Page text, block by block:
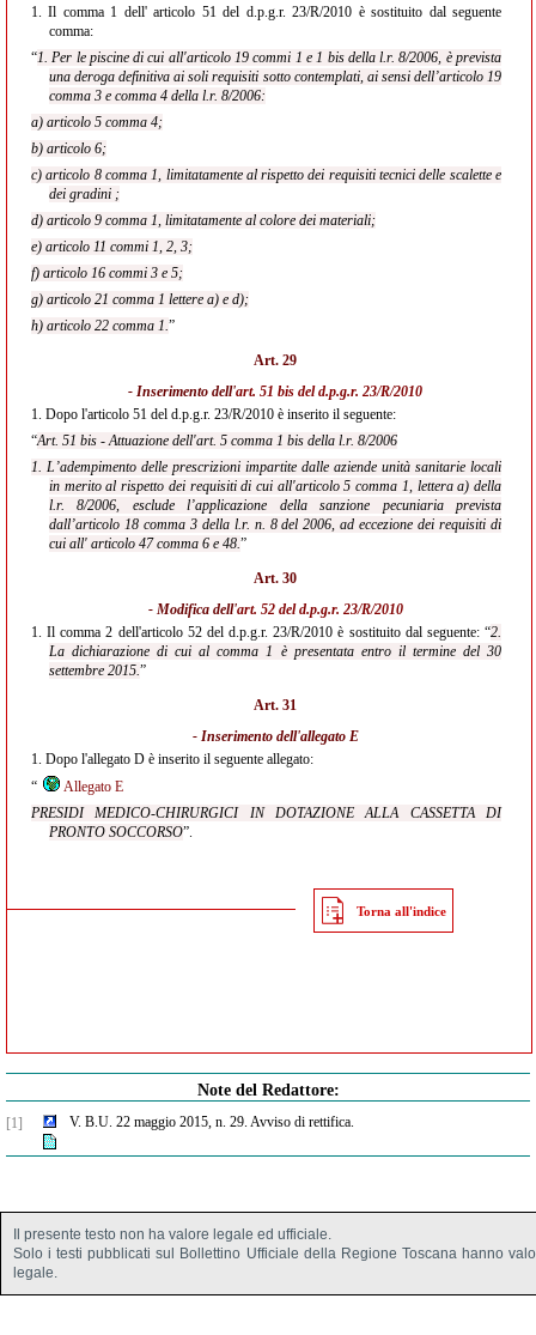
1. Il comma 1 dell' articolo 51 del d.p.g.r. 23/R/2010 è sostituito dal seguente
comma:
“1. Per le piscine di cui all'articolo 19 commi 1 e 1 bis della l.r. 8/2006, è prevista
una deroga definitiva ai soli requisiti sotto contemplati, ai sensi dell’articolo 19
comma 3 e comma 4 della l.r. 8/2006:
a) articolo 5 comma 4;
b) articolo 6;
c) articolo 8 comma 1, limitatamente al rispetto dei requisiti tecnici delle scalette e
dei gradini ;
d) articolo 9 comma 1, limitatamente al colore dei materiali;
e) articolo 11 commi 1, 2, 3;
f) articolo 16 commi 3 e 5;
g) articolo 21 comma 1 lettere a) e d);
h) articolo 22 comma 1.”
Art. 29
- Inserimento dell'art. 51 bis del d.p.g.r. 23/R/2010
1. Dopo l'articolo 51 del d.p.g.r. 23/R/2010 è inserito il seguente:
“Art. 51 bis - Attuazione dell'art. 5 comma 1 bis della l.r. 8/2006
1. L’adempimento delle prescrizioni impartite dalle aziende unità sanitarie locali
in merito al rispetto dei requisiti di cui all'articolo 5 comma 1, lettera a) della
l.r. 8/2006, esclude l’applicazione della sanzione pecuniaria prevista
dall’articolo 18 comma 3 della l.r. n. 8 del 2006, ad eccezione dei requisiti di
cui all' articolo 47 comma 6 e 48.”
Art. 30
- Modifica dell'art. 52 del d.p.g.r. 23/R/2010
1. Il comma 2 dell'articolo 52 del d.p.g.r. 23/R/2010 è sostituito dal seguente: “2.
La dichiarazione di cui al comma 1 è presentata entro il termine del 30
settembre 2015.”
Art. 31
- Inserimento dell'allegato E
1. Dopo l'allegato D è inserito il seguente allegato:
“
Allegato E
PRESIDI MEDICO-CHIRURGICI IN DOTAZIONE ALLA CASSETTA DI
PRONTO SOCCORSO”.
Torna all'indice
Note del Redattore:
[1] V. B.U. 22 maggio 2015, n. 29. Avviso di rettifica.
Il presente testo non ha valore legale ed ufficiale.
Solo i testi pubblicati sul Bollettino Ufficiale della Regione Toscana hanno
legale.